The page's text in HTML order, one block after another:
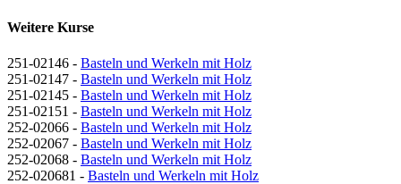
Weitere Kurse
251-02146 - Basteln und Werkeln mit Holz
251-02147 - Basteln und Werkeln mit Holz
251-02145 - Basteln und Werkeln mit Holz
251-02151 - Basteln und Werkeln mit Holz
252-02066 - Basteln und Werkeln mit Holz
252-02067 - Basteln und Werkeln mit Holz
252-02068 - Basteln und Werkeln mit Holz
252-020681 - Basteln und Werkeln mit Holz